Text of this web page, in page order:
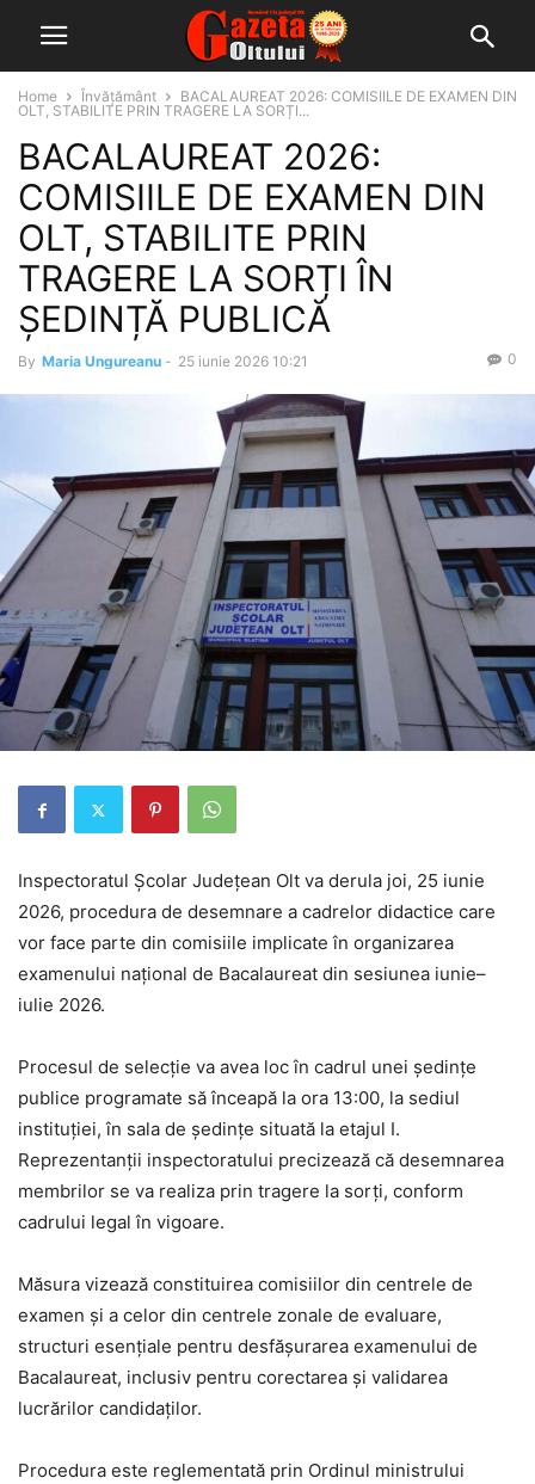
Home Învățământ
BACALAUREAT 2026: COMISIILE DE EXAMEN DIN
OLT, STABILITE PRIN TRAGERE LA SORȚI...
BACALAUREAT 2026:
COMISIILE DE EXAMEN DIN
OLT, STABILITE PRIN
TRAGERE LA SORȚI ÎN
ȘEDINȚĂ PUBLICĂ
By Maria Ungureanu - 25 iunie 2026 10:21 0
Inspectoratul Școlar Județean Olt va derula joi, 25 iunie
2026, procedura de desemnare a cadrelor didactice care
vor face parte din comisiile implicate în organizarea
examenului național de Bacalaureat din sesiunea iunie–
iulie 2026.
Procesul de selecție va avea loc în cadrul unei ședințe
publice programate să înceapă la ora 13:00, la sediul
instituției, în sala de ședințe situată la etajul I.
Reprezentanții inspectoratului precizează că desemnarea
membrilor se va realiza prin tragere la sorți, conform
cadrului legal în vigoare.
Măsura vizează constituirea comisiilor din centrele de
examen și a celor din centrele zonale de evaluare,
structuri esențiale pentru desfășurarea examenului de
Bacalaureat, inclusiv pentru corectarea și validarea
lucrărilor candidaților.
Procedura este reglementată prin Ordinul ministrului